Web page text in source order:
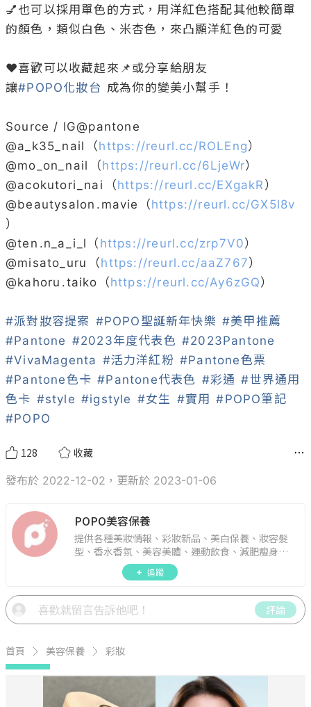
💅也可以採用單色的方式，用洋紅色搭配其他較簡單
的顏色，類似白色、米杏色，來凸顯洋紅色的可愛
❤️喜歡可以收藏起來📌或分享給朋友
讓#POPO化妝台 成為你的變美小幫手！
Source / IG@pantone
@a_k35_nail （ https://reurl.cc/ROLEng ）
@mo_on_nail （ https://reurl.cc/6LjeWr）
@acokutori_nai （ https://reurl.cc/EXgakR ）
@beautysalon .mavie（ https://reurl.cc/GX5l8v
）
@ten .n_a_i_l（ https://reurl.cc/zrp7V0 ）
@misato_uru （ https://reurl.cc/aaZ767 ）
@kahoru .taiko（ https://reurl.cc/Ay6zGQ ）
#派對妝容提案 #POPO聖誕新年快樂 #美甲推薦
#Pantone #2023年度代表色 #2023Pantone
#VivaMagenta #活力洋紅粉 #Pantone色票
#Pantone色卡 #Pantone代表色 #彩通 #世界通用
色卡 #style #igstyle #女生 #實用
#POPO筆記
#POPO
128 收藏
發布於 2022-12-02，更新於 2023-01-06
POPO美容保養
提供各種美妝情報、彩妝新品、美白保養、妝容髮
型、香水香氛、美容美體、運動飲食、減肥瘦身、
週年慶資訊。
追蹤
評論
首頁 美容保養 彩妝